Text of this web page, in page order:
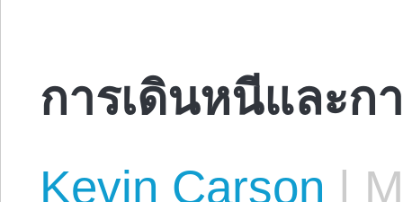
การเดินหนีและก
Kevin Carson |